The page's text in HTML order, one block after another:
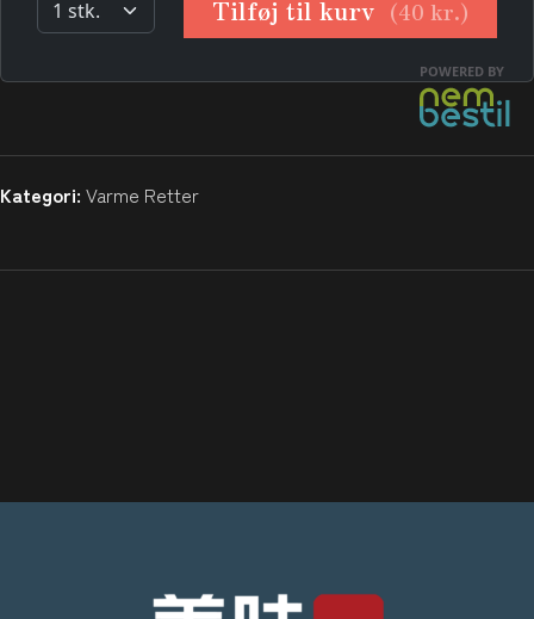
Kategori: Varme Retter